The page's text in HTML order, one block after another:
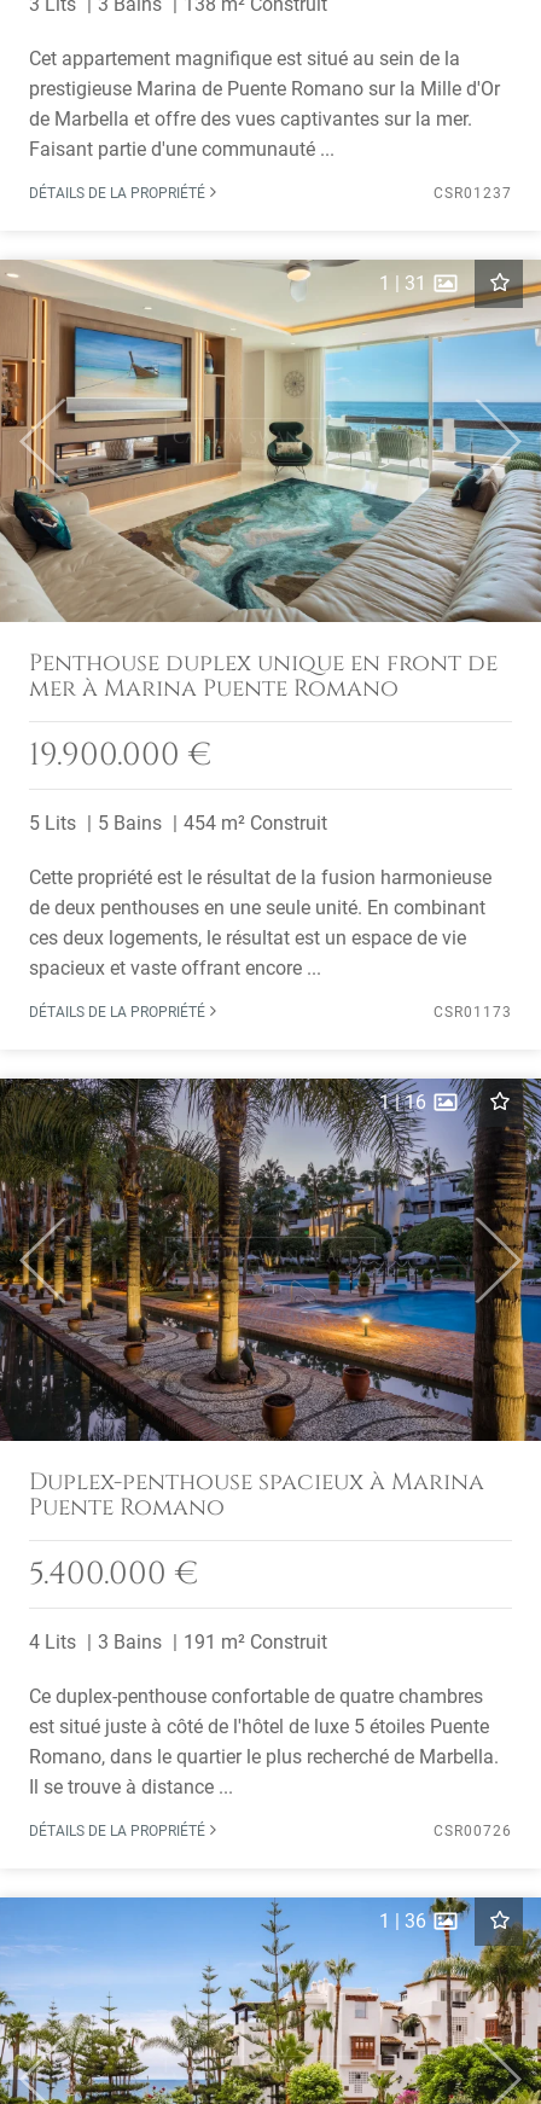
Cet appartement magnifique est situé au sein de la
prestigieuse Marina de Puente Romano sur la Mille d'Or
de Marbella et offre des vues captivantes sur la mer.
Faisant partie d'une communauté ...
DÉTAILS DE LA PROPRIÉTÉ CSR01237
Previous Next
1 | 31
Penthouse duplex unique en front de
mer à Marina Puente Romano
19.900.000 €
5 Lits 5 Bains 454 m² Construit
Cette propriété est le résultat de la fusion harmonieuse
de deux penthouses en une seule unité. En combinant
ces deux logements, le résultat est un espace de vie
spacieux et vaste offrant encore ...
DÉTAILS DE LA PROPRIÉTÉ CSR01173
Previous Next
1|16
Duplex-penthouse spacieux à Marina
Puente Romano
5.400.000 €
4 Lits 3 Bains 191 m² Construit
Ce duplex-penthouse confortable de quatre chambres
est situé juste à côté de l'hôtel de luxe 5 étoiles Puente
Romano, dans le quartier le plus recherché de Marbella.
Il se trouve à distance ...
DÉTAILS DE LA PROPRIÉTÉ CSR00726
Previous Next
1 | 36